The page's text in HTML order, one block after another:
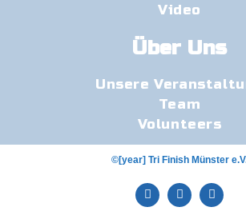
Video
Über Uns
Unsere
Team
Volunteers
©[year] Tri Finish Münster